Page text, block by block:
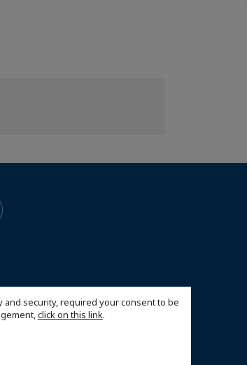
security, required your consent to be
click on this link.